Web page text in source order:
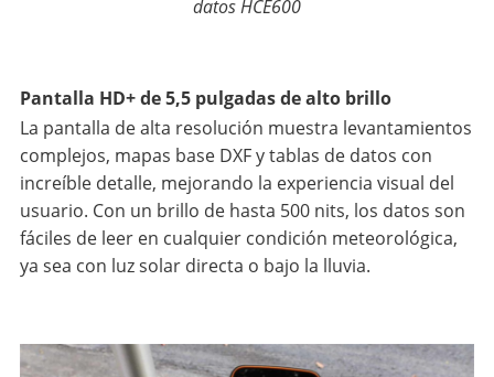
datos HCE600
Pantalla HD+ de 5,5 pulgadas de alto brillo
La pantalla de alta resolución muestra levantamientos
complejos, mapas base DXF y tablas de datos con
increíble detalle, mejorando la experiencia visual del
usuario. Con un brillo de hasta 500 nits, los datos son
fáciles de leer en cualquier condición meteorológica,
ya sea con luz solar directa o bajo la lluvia.